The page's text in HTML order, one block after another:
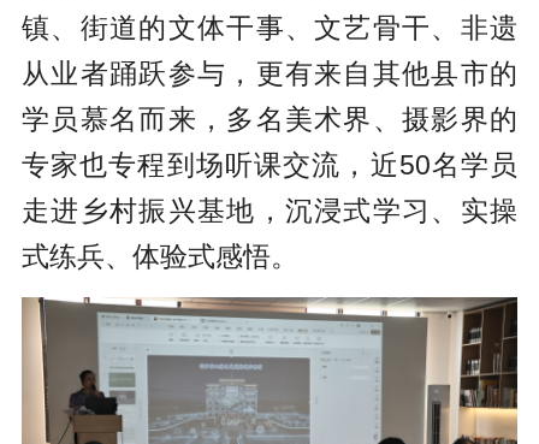
镇、街道的文体干事、文艺骨干、非遗
从业者踊跃参与，更有来自其他县市的
学员慕名而来，多名美术界、摄影界的
专家也专程到场听课交流，近50名学员
走进乡村振兴基地，沉浸式学习、实操
式练兵、体验式感悟。